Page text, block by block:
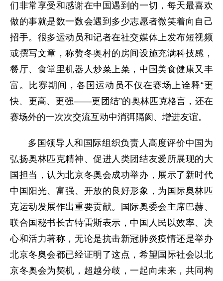
们非常享受和感谢在中国遇到的一切，每天最喜欢
做的事就是数一数会遇到多少志愿者微笑着向自己
招手。很多运动员和记者在社交媒体上发布短视频
或撰写文章，称赞冬奥村的房间设施充满科技感，
餐厅、食堂里机器人炒菜上菜，中国美食健康又丰
富。比赛期间，各国运动员不仅在赛场上诠释“更
快、更高、更强——更团结”的奥林匹克格言，还在
赛场外的一次次交流互动中消弭隔阂、增进友谊。
多国领导人和国际组织负责人高度评价中国为
弘扬奥林匹克精神、促进人类团结友爱所展现的大
国担当，认为北京冬奥会成功举办，展示了新时代
中国阳光、富强、开放的良好形象，为国际奥林匹
克运动发展作出重要贡献。国际奥委会主席巴赫、
联合国秘书长古特雷斯表示，中国人民以效率、决
心和活力著称，无论是抗击新冠肺炎疫情还是举办
北京冬奥会都已经证明了这点，希望国际社会以北
京冬奥会为契机，超越分歧，一起向未来，共同构